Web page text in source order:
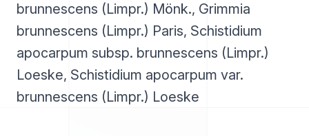
brunnescens (Limpr.) Mönk., Grimmia
brunnescens (Limpr.) Paris, Schistidium
apocarpum subsp. brunnescens (Limpr.)
Loeske, Schistidium apocarpum var.
brunnescens (Limpr.) Loeske